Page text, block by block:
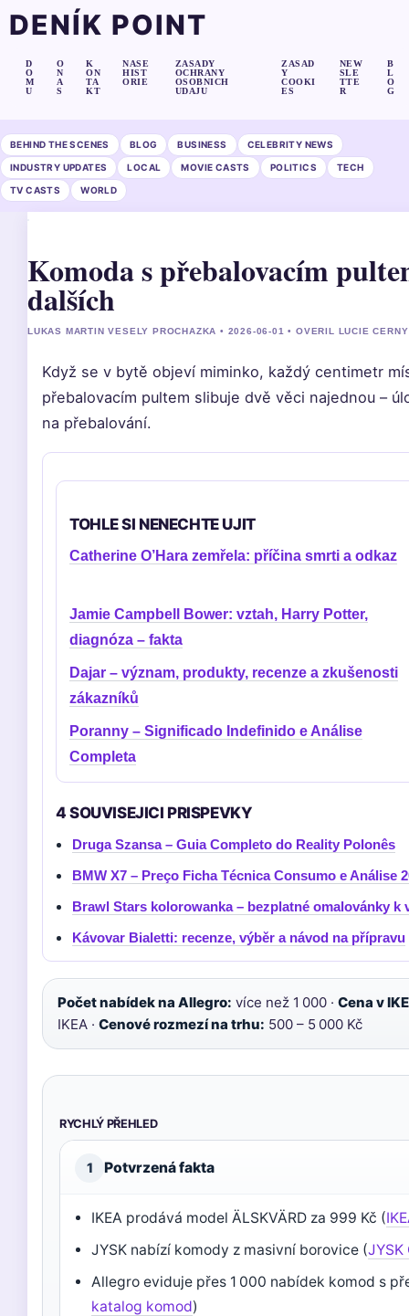
DENÍK POINT
D
O
M
U
O
N
A
S
K
ON
TA
KT
NASE
HIST
ORIE
ZASADY
OCHRANY
OSOBNICH
UDAJU
ZASAD
Y
COOKI
ES
NEW
SLE
TTE
R
B
L
O
G
BEHIND THE SCENES BLOG BUSINESS CELEBRITY NEWS
INDUSTRY UPDATES LOCAL MOVIE CASTS POLITICS TECH
TV CASTS WORLD
Komoda s přebalovacím
dalších
LUKAS MARTIN VESELY PROCHAZKA • 2026-06-01 • OVERIL LUCIE CERNY
Když se v bytě objeví miminko, každý centimetr
přebalovacím pultem slibuje dvě věci najednou –
na přebalování.
TOHLE SI NENECHTE UJIT
Catherine O’Hara zemřela: příčina smrti a odkaz
Jamie Campbell Bower: vztah, Harry Potter,
diagnóza – fakta
Dajar – význam, produkty, recenze a zkušenosti
zákazníků
Poranny – Significado Indefinido e Análise
Completa
4 SOUVISEJICI PRISPEVKY
Druga Szansa – Guia Completo do Reality Polonês
BMW X7 – Preço Ficha Técnica Consumo e Análise
Brawl Stars kolorowanka – bezplatné omalovánky k
Kávovar Bialetti: recenze, výběr a návod na přípravu
Počet nabídek na Allegro: více než 1 000 · Cena v
IKEA · Cenové rozmezí na trhu: 500 – 5 000 Kč
RYCHLÝ PŘEHLED
1 Potvrzená fakta
IKEA prodává model ÄLSKVÄRD za 999 Kč (
JYSK nabízí komody z masivní borovice (
Allegro eviduje přes 1 000 nabídek komod s
katalog komod)